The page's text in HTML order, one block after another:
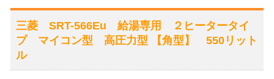
三菱 SRT-566Eu 給湯専用 ２ヒータータイ
プ マイコン型 高圧力型 【角型】 550リット
ル